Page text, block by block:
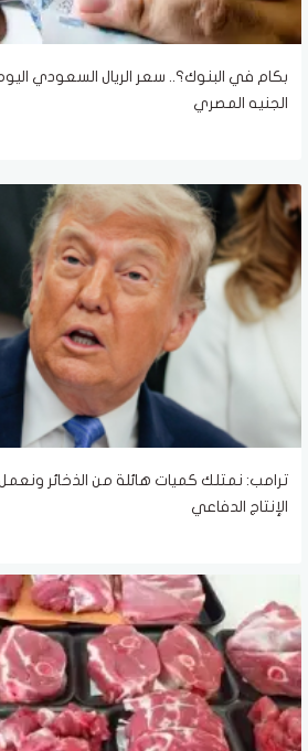
الجنيه المصري
ترامب: نمتلك كميات هائلة من الذخائر
الإنتاج الدفاعي